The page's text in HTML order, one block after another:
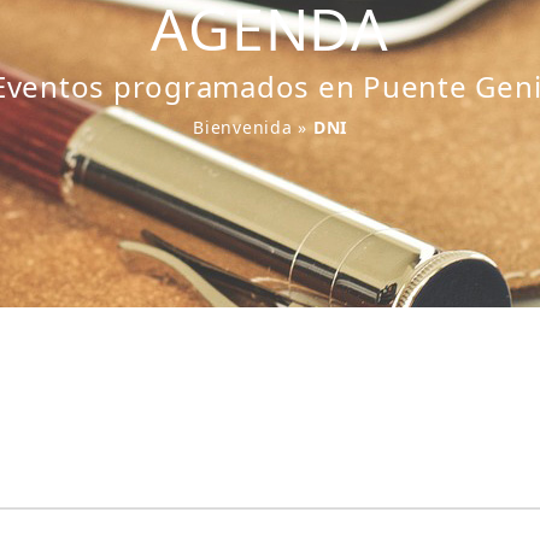
AGENDA
programados en Puente
Bienvenida » DNI